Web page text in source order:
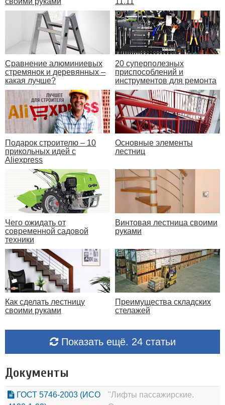
Сравнение алюминиевых
стремянок и деревянных –
какая лучше?
20 суперполезных
приспособлений и
инструментов для ремонта
Подарок строителю – 10
прикольных идей с
Aliexpress
Основные элементы
лестниц
Чего ожидать от
современной садовой
техники
Винтовая лестница своими
руками
Как сделать лестницу
своими руками
Преимущества складских
стелажей
Показать ещё. 24 статьи
Документы
ГОСТ 5746-2003 (ИСО
"Лифты пассажирские.